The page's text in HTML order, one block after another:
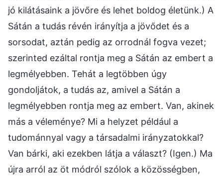
jó kilátásaink a jövőre és lehet boldog életünk.) A
Sátán a tudás révén irányítja a jövődet és a
sorsodat, aztán pedig az orrodnál fogva vezet;
szerinted ezáltal rontja meg a Sátán az embert a
legmélyebben. Tehát a legtöbben úgy
gondoljátok, a tudás az, amivel a Sátán a
legmélyebben rontja meg az embert. Van, akinek
más a véleménye? Mi a helyzet például a
tudománnyal vagy a társadalmi irányzatokkal?
Van bárki, aki ezekben látja a választ? (Igen.) Ma
újra arról az öt módról szólok a közösségben,